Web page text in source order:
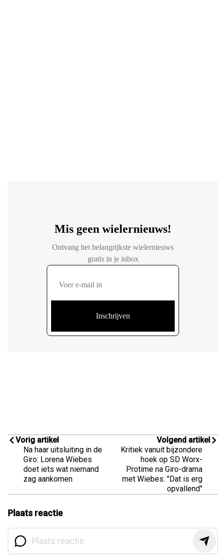
Vorig artikel
Na haar uitsluiting in de
Giro: Lorena Wiebes
doet iets wat niemand
zag aankomen
Volgend artikel
Kritiek vanuit bijzondere
hoek op SD Worx-
Protime na Giro-drama
met Wiebes: "Dat is erg
opvallend"
Plaats reactie